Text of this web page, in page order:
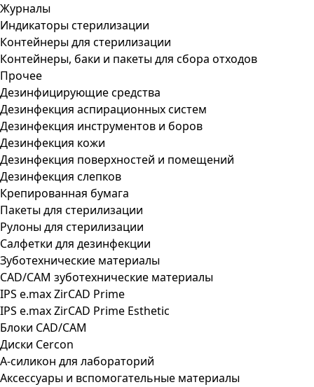
Журналы
Индикаторы стерилизации
Контейнеры для стерилизации
Контейнеры, баки и пакеты для сбора отходов
Прочее
Дезинфицирующие средства
Дезинфекция аспирационных систем
Дезинфекция инструментов и боров
Дезинфекция кожи
Дезинфекция поверхностей и помещений
Дезинфекция слепков
Крепированная бумага
Пакеты для стерилизации
Рулоны для стерилизации
Салфетки для дезинфекции
Зуботехнические материалы
CAD/CAM зуботехнические материалы
IPS e.max ZirCAD Prime
IPS e.max ZirCAD Prime Esthetic
Блоки CAD/CAM
Диски Cercon
А-силикон для лабораторий
Аксессуары и вспомогательные материалы